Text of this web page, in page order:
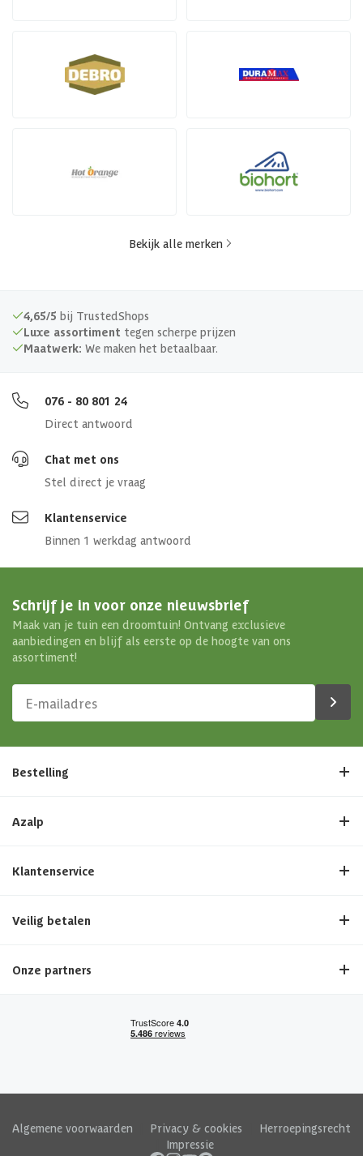
Bekijk alle merken
4,65/5 bij TrustedShops
Luxe assortiment tegen scherpe prijzen
Maatwerk: We maken het betaalbaar.
076 - 80 801 24
Direct antwoord
Chat met ons
Stel direct je vraag
Klantenservice
Binnen 1 werkdag antwoord
Schrijf je in voor onze nieuwsbrief
Maak van je tuin een droomtuin! Ontvang exclusieve
aanbiedingen en blijf als eerste op de hoogte van ons
assortiment!
Bestelling
Azalp
Klantenservice
Veilig betalen
Onze partners
Algemene voorwaarden Privacy & cookies
Herroepingsrecht
Impressie